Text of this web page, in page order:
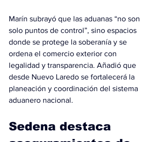
Marín subrayó que las aduanas “no son
solo puntos de control”, sino espacios
donde se protege la soberanía y se
ordena el comercio exterior con
legalidad y transparencia. Añadió que
desde Nuevo Laredo se fortalecerá la
planeación y coordinación del sistema
aduanero nacional.
Sedena destaca